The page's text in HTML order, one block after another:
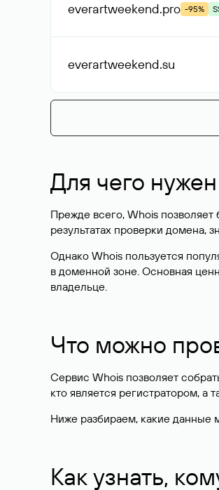
everartweekend.pro -95%
everartweekend.su
Для чего
Прежде всего, Whois
результатах проверки домена,
Однако Whois пользуется
в доменной зоне. Основная
владельце.
Что можно
Сервис Whois позволяет
кто является регистратором, а
Ниже разбираем, какие данные
Как узнать,